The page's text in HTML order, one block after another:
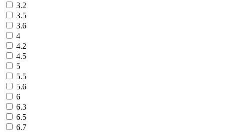
3.2
3.5
3.6
4
4.2
4.5
5
5.5
5.6
6
6.3
6.5
6.7